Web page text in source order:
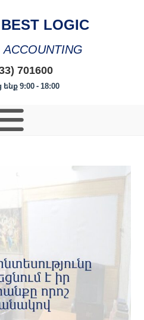
BEST LOGIC
ACCOUNTING
701600
9:00 - 18:00